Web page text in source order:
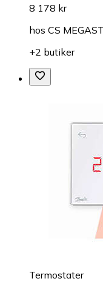
8 178 kr
hos CS
+2 butiker
Termostater